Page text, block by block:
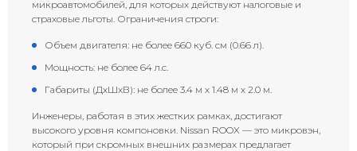
микроавтомобилей, для которых действуют налоговые и
страховые льготы. Ограничения строги:
Объем двигателя: не более 660 куб. см (0.66 л).
Мощность: не более 64 л.с.
Габариты (ДхШхВ): не более 3.4 м х 1.48 м х 2.0 м.
Инженеры, работая в этих жестких рамках, достигают
высокого уровня компоновки. Nissan ROOX — это микровэн,
который при скромных внешних размерах предлагает